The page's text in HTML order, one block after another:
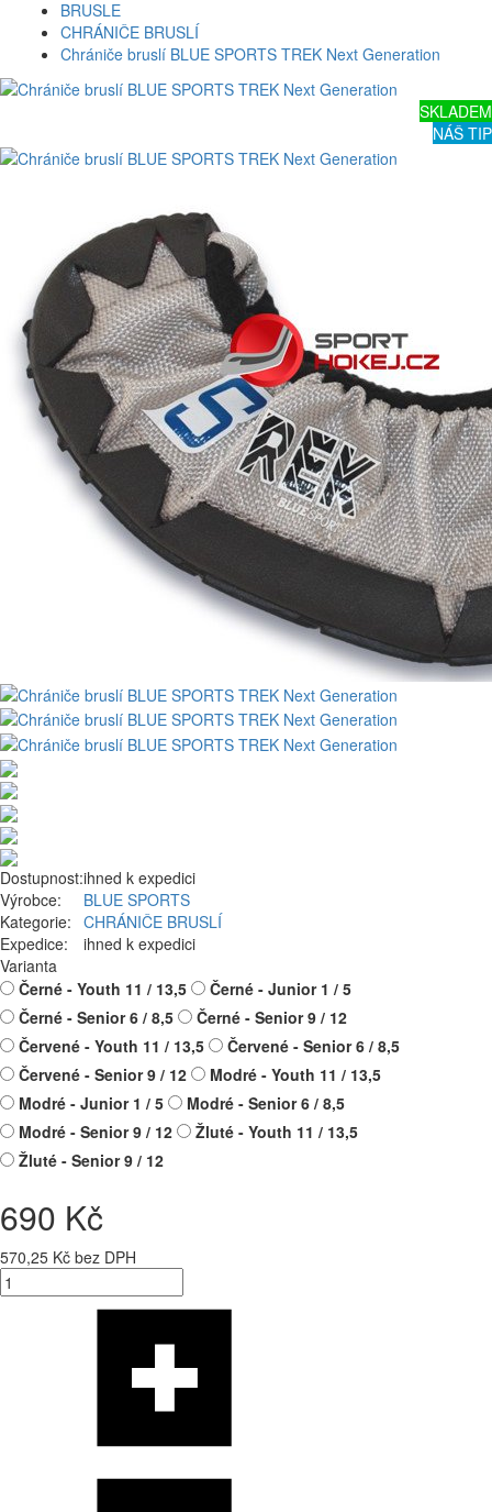
BRUSLE
CHRÁNIČE BRUSLÍ
Chrániče bruslí BLUE SPORTS TREK Next Generation
SKLADEM
NÁŠ TIP
Dostupnost:ihned k expedici
Výrobce:
BLUE SPORTS
Kategorie: CHRÁNIČE BRUSLÍ
Expedice:
ihned k expedici
Varianta
Černé - Youth 11 / 13,5
Černé - Junior 1 / 5
Černé - Senior 6 / 8,5
Černé - Senior 9 / 12
Červené - Youth 11 / 13,5
Červené - Senior 6 / 8,5
Červené - Senior 9 / 12
Modré - Youth 11 / 13,5
Modré - Junior 1 / 5
Modré - Senior 6 / 8,5
Modré - Senior 9 / 12
Žluté - Youth 11 / 13,5
Žluté - Senior 9 / 12
690 Kč
570,25 Kč bez DPH